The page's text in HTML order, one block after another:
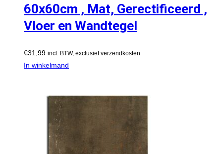
60x60cm , Mat, Gerectificeerd ,
Vloer en Wandtegel
€31,99 incl. BTW, exclusief verzendkosten
In winkelmand